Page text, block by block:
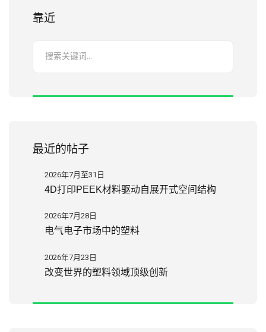
靠近
最近的帖子
2026年7月至31日
4D打印PEEK材料驱动自展开式空间结构
2026年7月28日
电气电子市场中的塑料
2026年7月23日
改变世界的塑料领域顶级创新